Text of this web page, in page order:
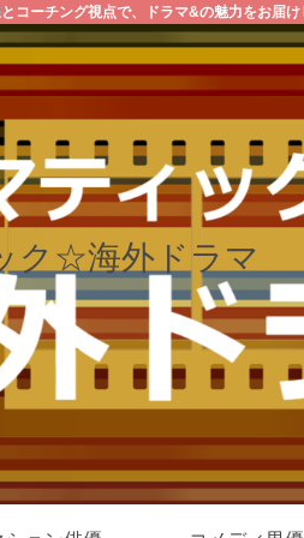
コーチング視点で、ドラマ&の魅力をお届け
ク☆海外ドラマ